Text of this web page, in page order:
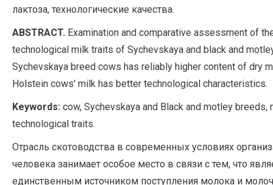
лактоза, технологические качества.
ABSTRACT. Examination and comparative assessment of
technological milk traits of Sychevskaya and black and
Sychevskaya breed cows has reliably higher content of dry
Holstein cows’ milk has better technological characteristics.
Keywords: сow, Sychevskaya and Black and motley breeds,
technological traits.
Отрасль скотоводства в современных условиях
человека занимает особое место в связи с тем, что
единственным источником поступления молока и